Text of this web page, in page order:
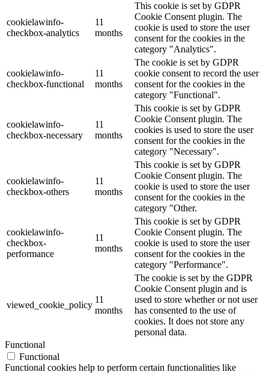
cookielawinfo-
checkbox-analytics
11
months
This cookie is set by GDPR
Cookie Consent plugin. The
cookie is used to store the user
consent for the cookies in the
category "Analytics".
cookielawinfo-
checkbox-functional
11
months
The cookie is set by GDPR
cookie consent to record the user
consent for the cookies in the
category "Functional".
cookielawinfo-
checkbox-necessary
11
months
This cookie is set by GDPR
Cookie Consent plugin. The
cookies is used to store the user
consent for the cookies in the
category "Necessary".
cookielawinfo-
checkbox-others
11
months
This cookie is set by GDPR
Cookie Consent plugin. The
cookie is used to store the user
consent for the cookies in the
category "Other.
cookielawinfo-
checkbox-
performance
11
months
This cookie is set by GDPR
Cookie Consent plugin. The
cookie is used to store the user
consent for the cookies in the
category "Performance".
viewed_cookie_policy
11
months
The cookie is set by the GDPR
Cookie Consent plugin and is
used to store whether or not user
has consented to the use of
cookies. It does not store any
personal data.
Functional
Functional
Functional cookies help to perform certain functionalities like